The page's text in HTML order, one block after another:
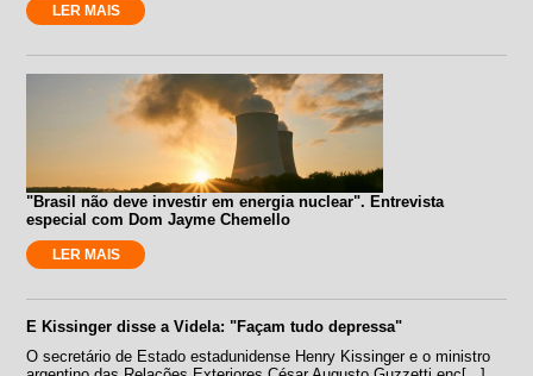
LER MAIS
"Brasil não deve investir em energia nuclear". Entrevista
especial com Dom Jayme Chemello
LER MAIS
E Kissinger disse a Videla: "Façam tudo depressa"
O secretário de Estado estadunidense Henry Kissinger e o ministro